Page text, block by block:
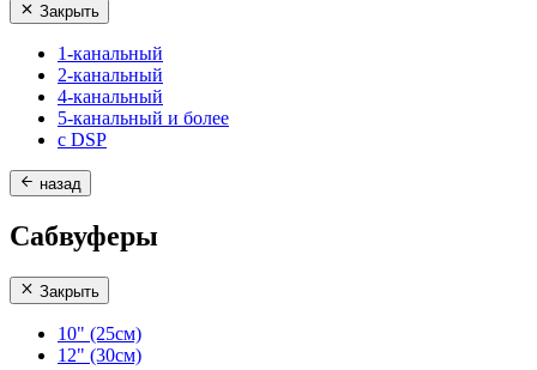
Закрыть
1-канальный
2-канальный
4-канальный
5-канальный и более
с DSP
назад
Сабвуферы
Закрыть
10" (25см)
12" (30см)